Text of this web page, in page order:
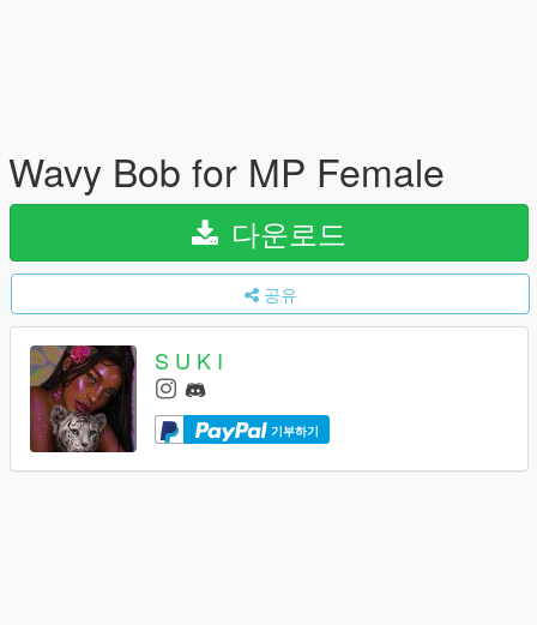
Wavy Bob for MP Female
다운로드
공유
S U K I
기부하기